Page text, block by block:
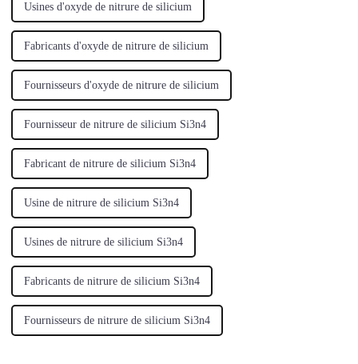
Usines d'oxyde de nitrure de silicium
Fabricants d'oxyde de nitrure de silicium
Fournisseurs d'oxyde de nitrure de silicium
Fournisseur de nitrure de silicium Si3n4
Fabricant de nitrure de silicium Si3n4
Usine de nitrure de silicium Si3n4
Usines de nitrure de silicium Si3n4
Fabricants de nitrure de silicium Si3n4
Fournisseurs de nitrure de silicium Si3n4